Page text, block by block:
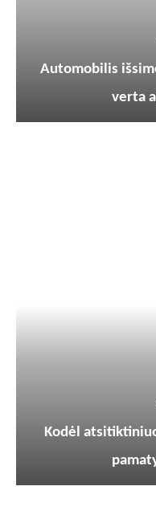
Automobilis
verta
Kodėl